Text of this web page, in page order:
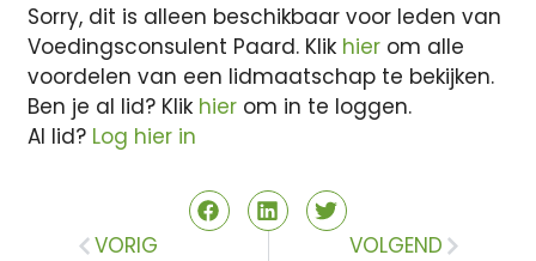
Sorry, dit is alleen beschikbaar voor leden van
Voedingsconsulent Paard. Klik hier om alle
voordelen van een lidmaatschap te bekijken.
Ben je al lid? Klik hier om in te loggen.
Al lid? Log hier in
VORIG VOLGEND